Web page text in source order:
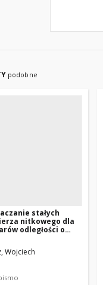
podobne
stałych
nitkowego dla
odległości o
Wojciech